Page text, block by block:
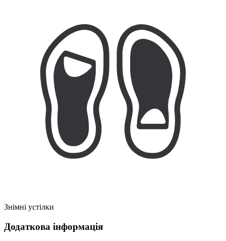
Знімні устілки
Додаткова інформація